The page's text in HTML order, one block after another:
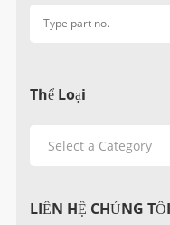
Thể Loại
LIÊN HỆ CHÚNG TÔI